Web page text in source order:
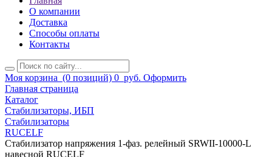
О компании
Доставка
Способы оплаты
Контакты
Моя корзина (0 позиций) 0 руб. Оформить
Главная страница
Каталог
Стабилизаторы, ИБП
Стабилизаторы
RUCELF
Стабилизатор напряжения 1-фаз. релейный SRWII-10000-L
навесной RUCELF